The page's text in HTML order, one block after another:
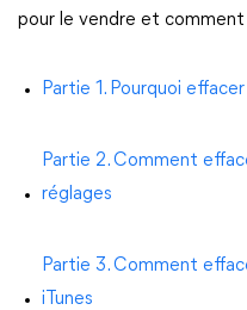
pour le vendre et
Partie 1. Pourquoi
Partie 2. Comment
réglages
Partie 3. Comment
iTunes